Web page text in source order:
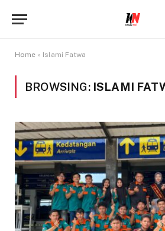
Home » Islami Fatwa
BROWSING: ISLAMI